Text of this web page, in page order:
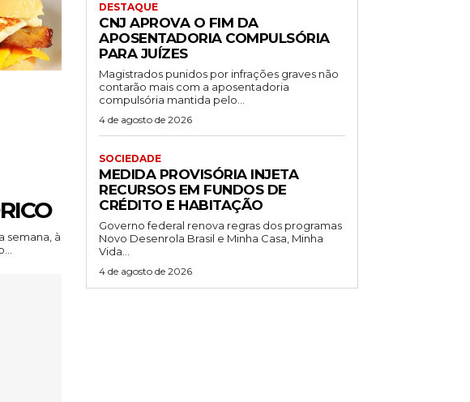
semana, à
DESTAQUE
CNJ APROVA O FIM DA
APOSENTADORIA COMPULSÓRIA
PARA JUÍZES
Magistrados punidos por infrações graves não
contarão mais com a aposentadoria
compulsória mantida pelo...
4 de agosto de 2026
SOCIEDADE
MEDIDA PROVISÓRIA INJETA
RECURSOS EM FUNDOS DE
CRÉDITO E HABITAÇÃO
Governo federal renova regras dos programas
Novo Desenrola Brasil e Minha Casa, Minha
Vida...
4 de agosto de 2026